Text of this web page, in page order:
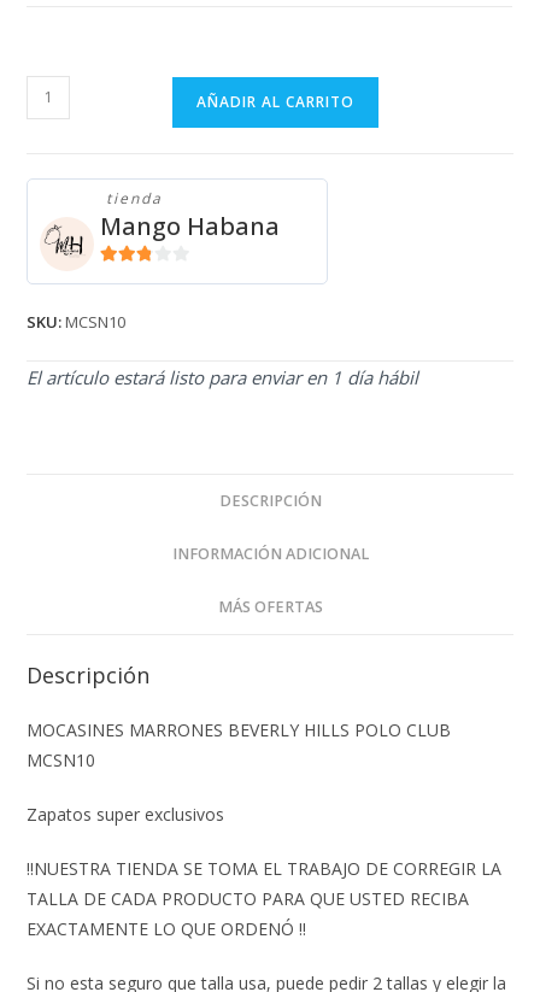
MOCASINES
MARRONES
HILLS
CLUB
MCSN10
AÑADIR AL CARRITO
tienda
Mango Habana
SKU:MCSN10
El artículo estará listo para enviar en 1 día hábil
DESCRIPCIÓN
INFORMACIÓN ADICIONAL
MÁS OFERTAS
Descripción
MOCASINES MARRONES BEVERLY HILLS POLO CLUB
MCSN10
Zapatos super exclusivos
‼️NUESTRA TIENDA SE TOMA EL TRABAJO DE CORREGIR LA
TALLA DE CADA PRODUCTO PARA QUE USTED RECIBA
EXACTAMENTE LO QUE ORDENÓ ‼️
Si no esta seguro que talla usa, puede pedir 2 tallas y elegir la